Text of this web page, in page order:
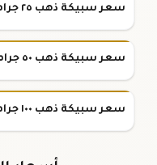
سعر سبيكة ذهب ٢٥ جرام عيار ٢٤
سعر سبيكة ذهب ٥٠ جرام عيار ٢٤
سعر سبيكة ذهب ١٠٠ جرام عيار ٢٤